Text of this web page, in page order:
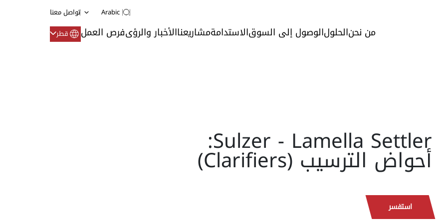
Arabic تواصل معنا
من نحنالحلولالوصول إلى السوقالاستدامةمشاريعناالأخبار والرؤىفرص العمل قطر
Sulzer - Lamella Settler:
أحواض الترسيب (Clarifiers)
استفسر